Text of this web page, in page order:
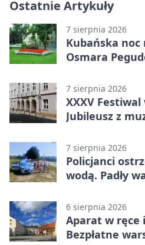
Ostatnie Artykuły
7 sierpnia 2026
Kubańska noc
Osmara
7 sierpnia 2026
XXXV
Jubileusz z
7 sierpnia 2026
Policjanci
wodą. Padły
6 sierpnia 2026
Aparat w ręce
Bezpłatne